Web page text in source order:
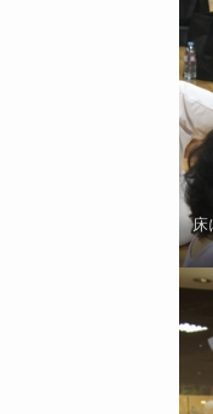
床